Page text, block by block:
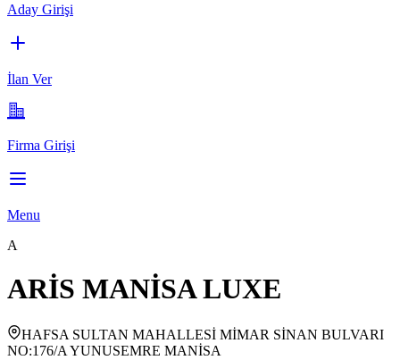
Aday Girişi
İlan Ver
Firma Girişi
Menu
A
ARİS MANİSA LUXE
HAFSA SULTAN MAHALLESİ MİMAR SİNAN BULVARI
NO:176/A YUNUSEMRE MANİSA